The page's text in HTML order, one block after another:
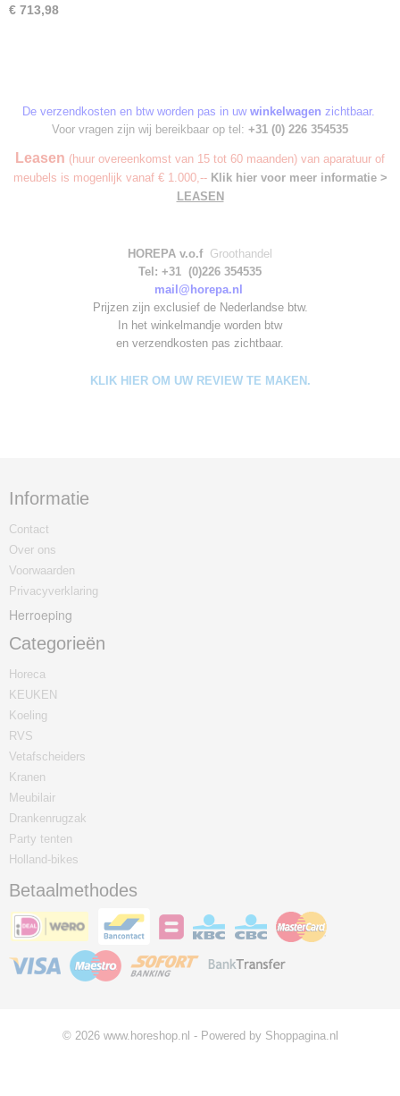
€ 713,98
De verzendkosten en btw worden pas in uw winkelwagen zichtbaar.
Voor vragen zijn wij bereikbaar op tel: +31 (0) 226 354535
Leasen (huur overeenkomst van 15 tot 60 maanden) van aparatuur of
meubels is mogenlijk vanaf € 1.000,-- Klik hier voor meer informatie >
LEASEN
HOREPA v.o.f Groothandel
Tel: +31 (0)226 354535
mail@horepa.nl
Prijzen zijn exclusief de Nederlandse btw.
In het winkelmandje worden btw
en verzendkosten pas zichtbaar.
KLIK HIER OM UW REVIEW TE MAKEN.
Informatie
Contact
Over ons
Voorwaarden
Privacyverklaring
Herroeping
Categorieën
Horeca
KEUKEN
Koeling
RVS
Vetafscheiders
Kranen
Meubilair
Drankenrugzak
Party tenten
Holland-bikes
Betaalmethodes
© 2026 www.horeshop.nl - Powered by Shoppagina.nl